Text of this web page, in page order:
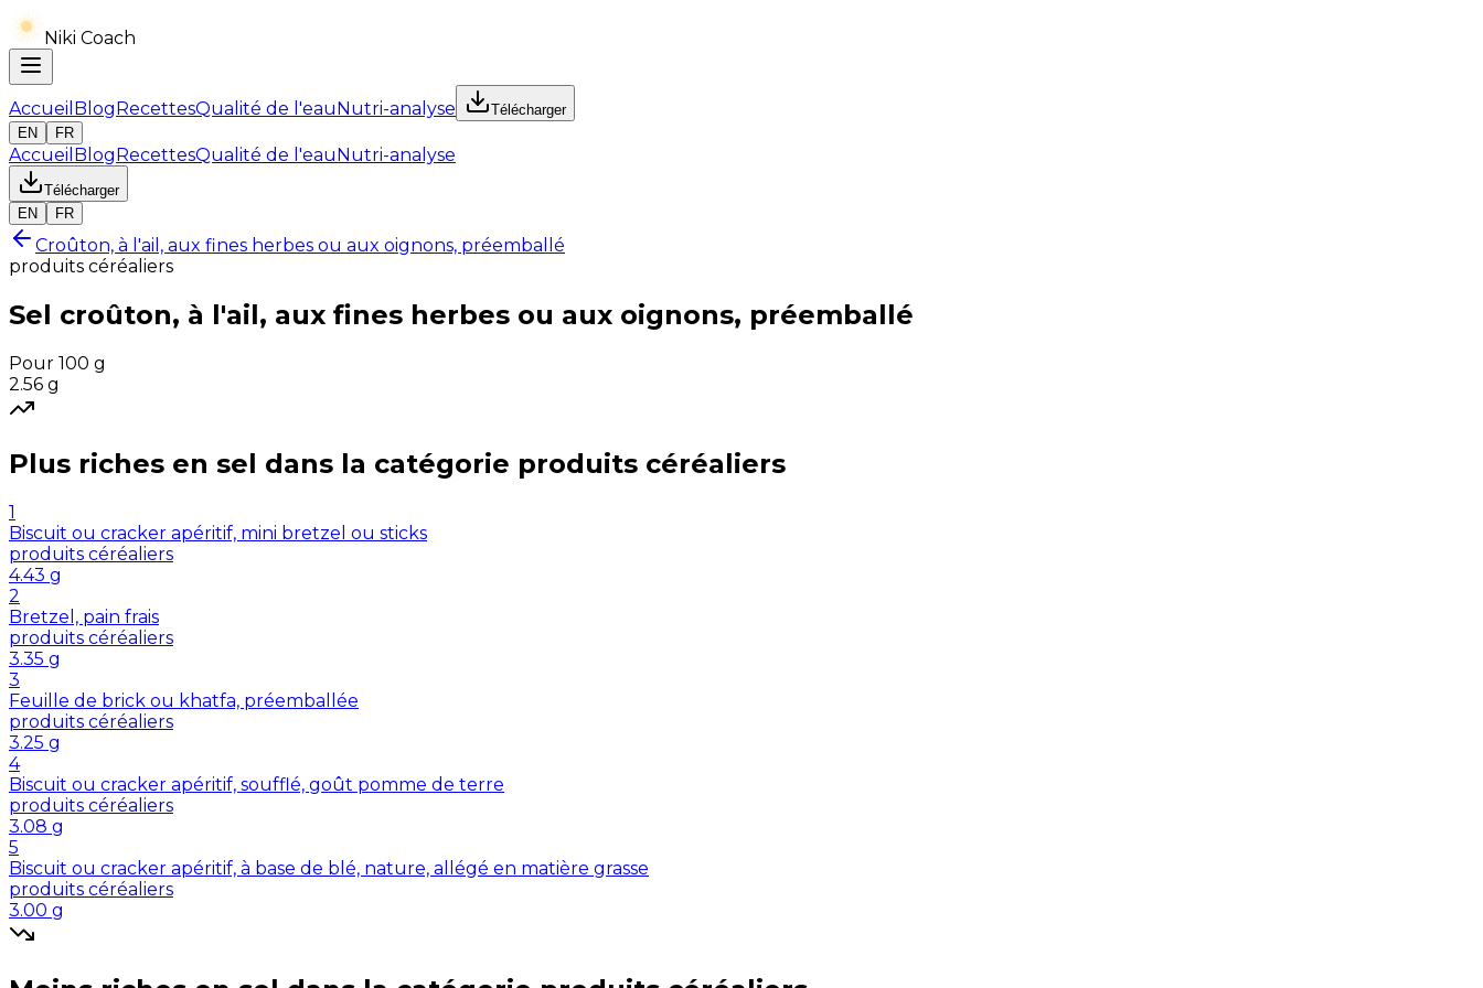
Niki Coach
Accueil BlogRecettesQualité de l'eauNutri-analyse
Télécharger
EN
FR
Accueil BlogRecettesQualité de l'eauNutri-analyse
Télécharger
EN
FR
Croûton, à l'ail, aux fines herbes ou aux oignons, préemballé
produits céréaliers
Sel croûton, à l'ail, aux fines herbes ou aux oignons, préemballé
Pour 100 g
2.56 g
Plus riches en sel dans la catégorie produits céréaliers
1
Biscuit ou cracker apéritif, mini bretzel ou sticks
produits céréaliers
4.43 g
2
Bretzel, pain frais
produits céréaliers
3.35 g
3
Feuille de brick ou khatfa, préemballée
produits céréaliers
3.25 g
4
Biscuit ou cracker apéritif, soufflé, goût pomme de terre
produits céréaliers
3.08 g
5
Biscuit ou cracker apéritif, à base de blé, nature, allégé en matière grasse
produits céréaliers
3.00 g